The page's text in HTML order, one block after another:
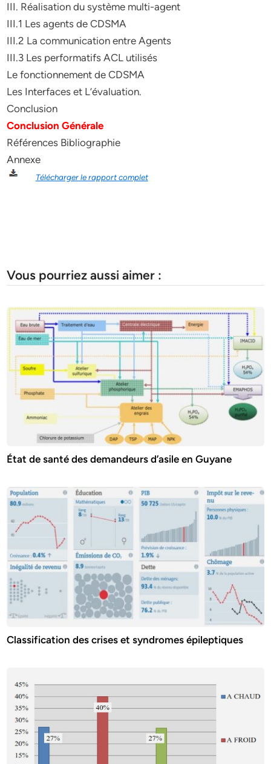
III. Réalisation du système multi-agent
III.1 Les agents de CDSMA
III.2 La communication entre Agents
III.3 Les performatifs ACL utilisés
Le fonctionnement de CDSMA
Les Interfaces et L’évaluation.
Conclusion
Conclusion Générale
Références Bibliographie
Annexe
Télécharger le rapport complet
Vous pourriez aussi aimer :
État de santé des demandeurs d’asile en Guyane
Classification des crises et syndromes épileptiques